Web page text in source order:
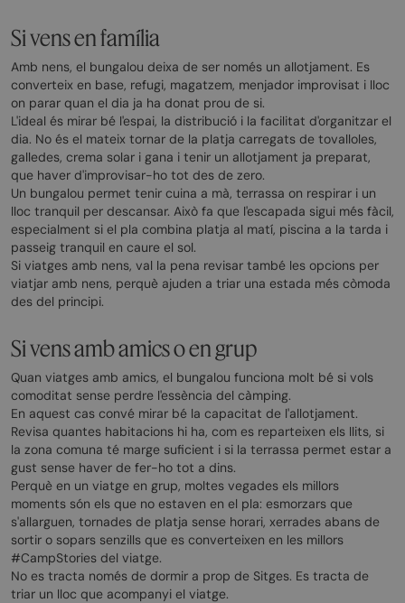
Si vens en família
Amb nens, el bungalou deixa de ser només un allotjament. Es
converteix en base, refugi, magatzem, menjador improvisat i lloc
on parar quan el dia ja ha donat prou de si.
L'ideal és mirar bé l'espai, la distribució i la facilitat d'organitzar el
dia. No és el mateix tornar de la platja carregats de tovalloles,
galledes, crema solar i gana i tenir un allotjament ja preparat,
que haver d'improvisar-ho tot des de zero.
Un bungalou permet tenir cuina a mà, terrassa on respirar i un
lloc tranquil per descansar. Això fa que l'escapada sigui més fàcil,
especialment si el pla combina platja al matí, piscina a la tarda i
passeig tranquil en caure el sol.
Si viatges amb nens, val la pena revisar també les opcions per
viatjar amb nens, perquè ajuden a triar una estada més còmoda
des del principi.
Si vens amb amics o en grup
Quan viatges amb amics, el bungalou funciona molt bé si vols
comoditat sense perdre l'essència del càmping.
En aquest cas convé mirar bé la capacitat de l'allotjament.
Revisa quantes habitacions hi ha, com es reparteixen els llits, si
la zona comuna té marge suficient i si la terrassa permet estar a
gust sense haver de fer-ho tot a dins.
Perquè en un viatge en grup, moltes vegades els millors
moments són els que no estaven en el pla: esmorzars que
s'allarguen, tornades de platja sense horari, xerrades abans de
sortir o sopars senzills que es converteixen en les millors
#CampStories del viatge.
No es tracta només de dormir a prop de Sitges. Es tracta de
triar un lloc que acompanyi el viatge.